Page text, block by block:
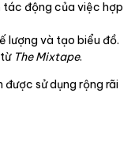
tác động của việc hợp
lượng và tạo biểu đồ.
The Mixtape.
sử dụng rộng rãi